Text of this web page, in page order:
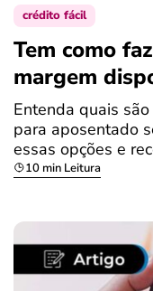
crédito fácil
Tem como
margem
Entenda quais
para aposentado
essas opções e
10 min Leitura